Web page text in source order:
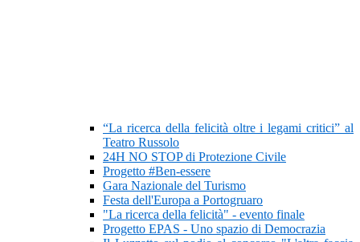
“La ricerca della felicità oltre i legami critici” al
Teatro Russolo
24H NO STOP di Protezione Civile
Progetto #Ben-essere
Gara Nazionale del Turismo
Festa dell'Europa a Portogruaro
"La ricerca della felicità" - evento finale
Progetto EPAS - Uno spazio di Democrazia